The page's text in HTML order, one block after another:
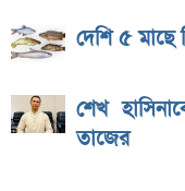
দেশি ৫ মাছে
শেখ
তাজের